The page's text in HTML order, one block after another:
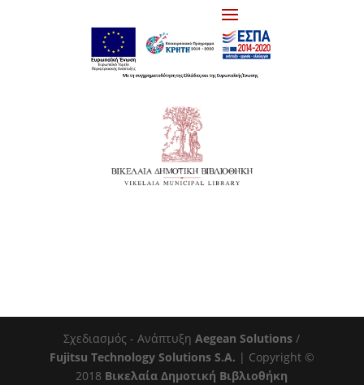
Σχεδιασμός - ΑνάπτυξηAegean Solutions /
Fujitsu Technology Solutions S.A. | Copyright ©
2018 Βικελαία Δημοτική Βιβλιοθήκη